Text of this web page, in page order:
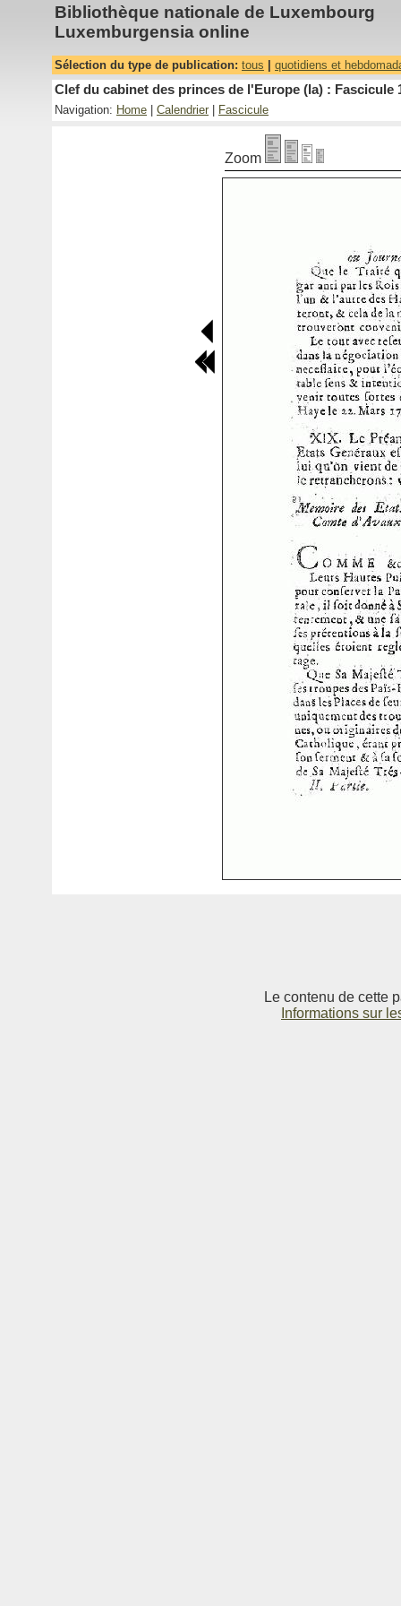
Bibliothèque nationale de Luxembourg
Luxemburgensia online
Sélection du type de publication: tous quotidiens et
Clef du cabinet des princes de l'Europe (la) : Fascicule
Navigation: Home Calendrier Fascicule
Zoom
Le contenu de cette
Informations sur